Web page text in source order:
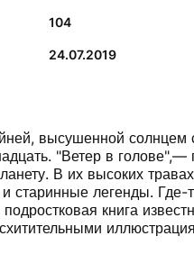
104
24.07.2019
высушенной солнцем
"Ветер в
В их высоких
и старинные легенды.
книга